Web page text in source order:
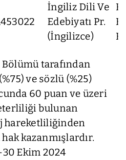
İngiliz Dili Ve
Edebiyatı Pr.
(İngilizce)
tarafından
ve sözlü (%25)
60 puan ve üzeri
bulunan
hareketliliğinden
kazanmışlardır.
Ekim 2024